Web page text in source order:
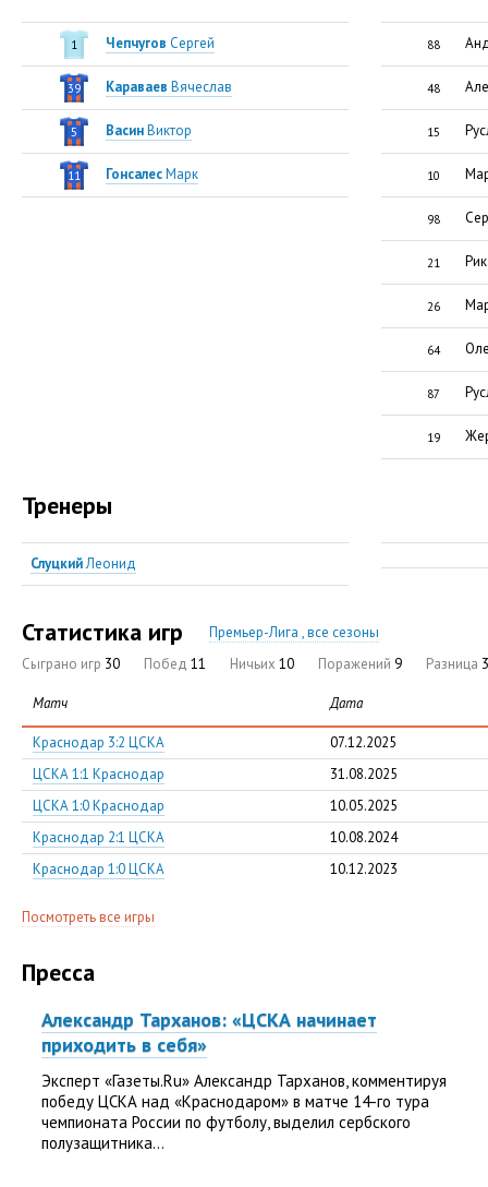
1 Чепчугов Сергей
39 Караваев Вячеслав
5 ВасинВиктор
11 ГонсалесМарк
88
48
15
10
98
21
26
64
87
19
Тренеры
СлуцкийЛеонид
Статистика игр
Премьер-Лига , все сезоны
Сыграно игр 30 Побед 11 Ничьих 10 Поражений 9 Разница
Матч Дата
Краснодар 3:2 ЦСКА
07.12.2025
ЦСКА 1:1 Краснодар
31.08.2025
ЦСКА 1:0 Краснодар
10.05.2025
Краснодар 2:1 ЦСКА
10.08.2024
Краснодар 1:0 ЦСКА
10.12.2023
Посмотреть все игры
Пресса
Александр Тарханов: «ЦСКА начинает
приходить в себя»
Эксперт «Газеты.Ru» Александр Тарханов, комментируя
победу ЦСКА над «Краснодаром» в матче 14-го тура
чемпионата России по футболу, выделил сербского
полузащитника...